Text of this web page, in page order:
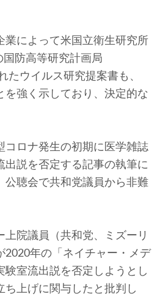
によって米国立衛生研究所
国防高等研究計画局
たウイルス研究提案書も、
を強く示しており、決定的な
ロナ発生の初期に医学雑誌
出説を否定する記事の執筆に
公聴会で共和党議員から非難
院議員（共和党、ミズーリ
2020年の「ネイチャー・メデ
験室流出説を否定しようとし
ち上げに関与したと批判し